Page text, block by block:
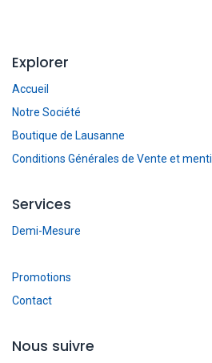
Explorer
Accueil
Notre Société
Boutique de Lausanne
Conditions Générales de Vente et
Services
Demi-Mesure
Promotions
Contact
Nous suivre